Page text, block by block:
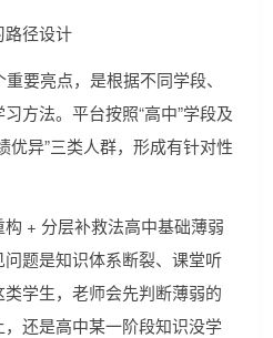
路径设计
要亮点，是根据不同学段、
方法。平台按照“高中”学段及
优异”三类人群，形成有针对性
+ 分层补救法高中基础薄弱
题是知识体系断裂、课堂听
学生，老师会先判断薄弱的
还是高中某一阶段知识没学